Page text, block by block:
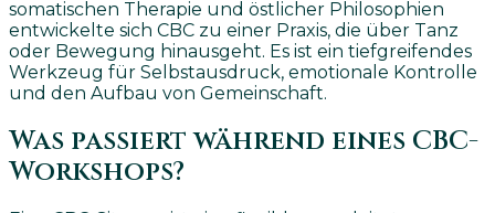
somatischen Therapie und östlicher Philosophien
entwickelte sich CBC zu einer Praxis, die über Tanz
oder Bewegung hinausgeht. Es ist ein tiefgreifendes
Werkzeug für Selbstausdruck, emotionale Kontrolle
und den Aufbau von Gemeinschaft.
Was passiert während eines CBC-
Workshops?